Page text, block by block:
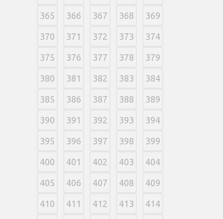
365 366 367 368 369
370 371 372 373 374
375 376 377 378 379
380 381 382 383 384
385 386 387 388 389
390 391 392 393 394
395 396 397 398 399
400 401 402 403 404
405 406 407 408 409
410 411 412 413 414